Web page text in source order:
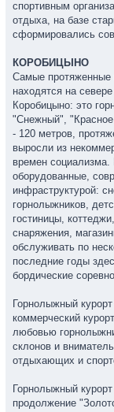
спортивным
отдыха, на базе
сформировались
КОРОБИЦЫНО
Самые протяженные
находятся на
Коробицыно: это
"Снежный", "Красное
- 120 метров,
выросли из
времен социализма.
оборудованные,
инфраструктурой:
горнолыжников,
гостиницы,
снаряжения,
обслуживать по
последние годы
бордические
Горнолыжный
коммерческий
любовью
склонов и
отдыхающих и
Горнолыжный
продолжение